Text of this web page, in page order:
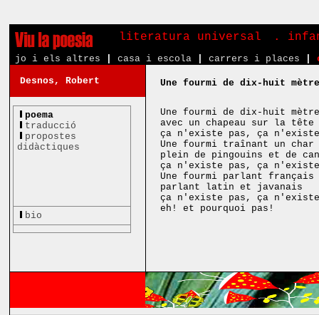
literatura universal .
jo i els altres casa i escola carrers i places
Desnos, Robert
poema
traducció
propostes
didàctiques
bio
Une fourmi de dix-huit
Une fourmi de dix-huit
avec un chapeau sur la tête
ça n'existe pas, ça
Une fourmi traînant un char
plein de pingouins et de
ça n'existe pas, ça
Une fourmi parlant français
parlant latin et javanais
ça n'existe pas, ça
eh! et pourquoi pas!